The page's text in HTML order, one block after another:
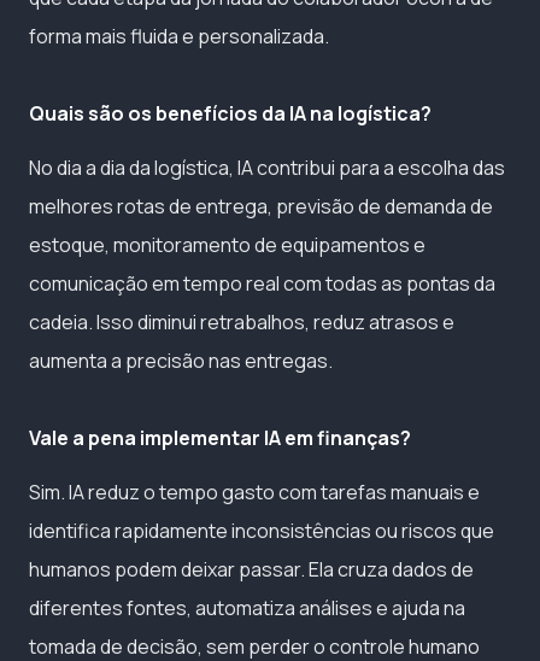
forma mais fluida e personalizada.
Quais são os benefícios da IA na logística?
No dia a dia da logística, IA contribui para a escolha das
melhores rotas de entrega, previsão de demanda de
estoque, monitoramento de equipamentos e
comunicação em tempo real com todas as pontas da
cadeia. Isso diminui retrabalhos, reduz atrasos e
aumenta a precisão nas entregas.
Vale a pena implementar IA em finanças?
Sim. IA reduz o tempo gasto com tarefas manuais e
identifica rapidamente inconsistências ou riscos que
humanos podem deixar passar. Ela cruza dados de
diferentes fontes, automatiza análises e ajuda na
tomada de decisão, sem perder o controle humano